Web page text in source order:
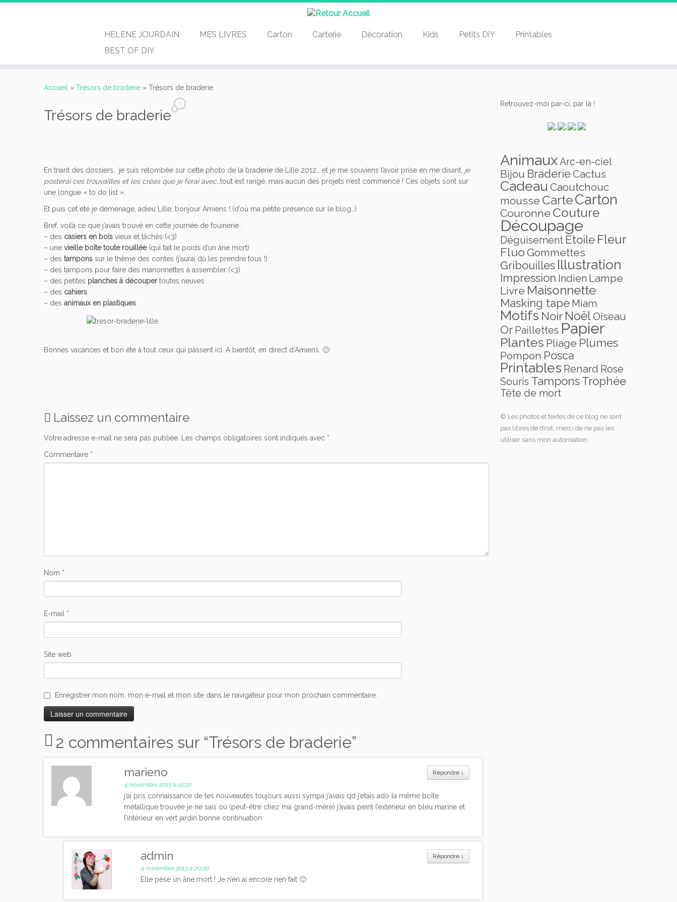
HELENE JOURDAIN MES LIVRES Carton Carterie Décoration Kids Petits DiY
Printables
BEST OF DIY
Accueil » Trésors de braderie » Trésors de braderie
Trésors de braderie
2
En triant des dossiers, je suis retombée sur cette photo de la braderie de Lille 2012… et je me souviens l’avoir prise en me disant, je
posterai ces trouvailles et les créas que je ferai avec…tout est rangé, mais aucun des projets n’est commencé ! Ces objets sont sur
une longue « to do list ».
Et puis cet été je déménage, adieu Lille, bonjour Amiens ! (d’où ma petite présence sur le blog…)
Bref, voilà ce que j’avais trouvé en cette journée de fouinerie :
– des casiers en bois vieux et tâchés (<3)
– une vieille boîte toute rouillée(qui fait le poids d’un âne mort)
– des tampons sur le thème des contes (j’aurai dû les prendre tous !)
– des tampons pour faire des marionnettes à assembler (<3)
– des petites planches à découpertoutes neuves
– des cahiers
– des animaux en plastiques
Bonnes vacances et bon été à tout ceux qui passent ici. A bientôt, en direct d’Amiens. 🙂
Laissez un commentaire
Votre adresse e-mail ne sera pas publiée. Les champs obligatoires sont indiqués avec *
Commentaire *
Nom *
E-mail *
Site web
Enregistrer mon nom, mon e-mail et mon site dans le navigateur pour mon prochain commentaire.
2 commentaires sur “Trésors de braderie”
Répondre ↓
marieno
4 novembre 2013 à 19:20
j’ai pris connaissance de tes nouveautés toujours aussi sympa j’avais qd j’etais ado la même boîte
métallique trouvée je ne sais où (peut-être chez ma grand-mére) j’avais peint l’extérieur en bleu marine et
l’intérieur en vert jardin bonne continuation
Répondre ↓
admin
4 novembre 2013 à 20:00
Elle pèse un âne mort ! Je n’en ai encore rien fait 🙂
Retrouvez-moi par-ci, par là !
AnimauxArc-en-ciel
Bijou BraderieCactus
Cadeau Caoutchouc
mousse CarteCarton
Couronne Couture
Découpage
Déguisement Etoile Fleur
Fluo Gommettes
Gribouilles Illustration
Impression Indien Lampe
Livre Maisonnette
Masking tape Miam
Motifs Noir NoëlOiseau
Or Paillettes Papier
Plantes Pliage Plumes
Pompon Posca
Printables Renard Rose
Souris TamponsTrophée
Tête de mort
© Les photos et textes de ce blog ne sont
pas libres de droit, merci de ne pas les
utiliser sans mon autorisation.